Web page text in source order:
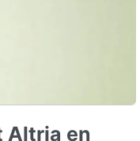
Altria en